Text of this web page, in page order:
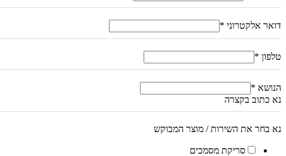
דואר אלקטרוני *
טלפון *
הנושא *
נא כתוב בקצרה
נא בחר את השירות / מוצר המבוקש
סריקת מסמכים